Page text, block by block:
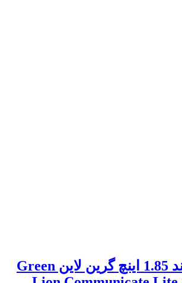
ساعت هوشمند 1.85 اینچ گرین لاین Green